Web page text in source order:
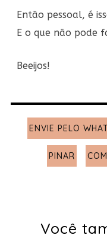
Então pessoal, é
E o que não pode
Beeijos!
ENVIE PELO
PINAR
Você